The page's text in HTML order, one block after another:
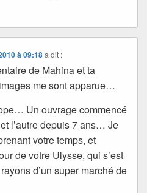
à 09:18 a dit :
de Mahina et ta
me sont apparue…
Un ouvrage commencé
l’autre depuis 7 ans… Je
votre temps, et
de votre Ulysse, qui s’est
d’un super marché de